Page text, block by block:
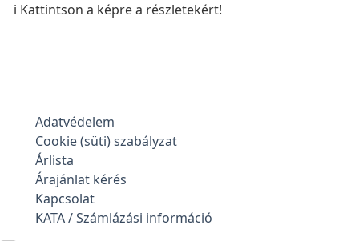
ℹ️ Kattintson a képre a részletekért!
Adatvédelem
Cookie (süti) szabályzat
Árlista
Árajánlat kérés
Kapcsolat
KATA / Számlázási információ